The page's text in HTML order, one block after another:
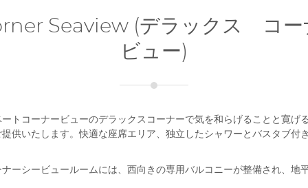
Seaview (デラックス コ
ビュー)
トコーナービューのデラックスコーナーで気を和らげることと寛げ
供いたします。快適な座席エリア、独立したシャワーとバスタブ付
ーシービュールームには、西向きの専用バルコニーが整備され、地